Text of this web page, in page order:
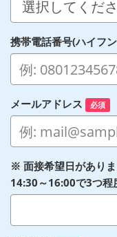
携帯電話番号(ハイフ
メールアドレス 必須
※ 面接希望日があり
14:30～16:00で3つ程